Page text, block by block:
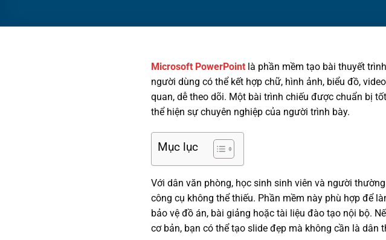
Microsoft PowerPointlà phần mềm tạo bài thuyết
người dùng có thể kết hợp chữ, hình ảnh, biểu đồ,
quan, dễ theo dõi. Một bài trình chiếu được chuẩn bị
thể hiện sự chuyên nghiệp của người trình bày.
Mục lục
Với dân văn phòng, học sinh sinh viên và người
công cụ không thể thiếu. Phần mềm này phù hợp để
bảo vệ đồ án, bài giảng hoặc tài liệu đào tạo nội bộ.
cơ bản, bạn có thể tạo slide đẹp mà không cần là dân